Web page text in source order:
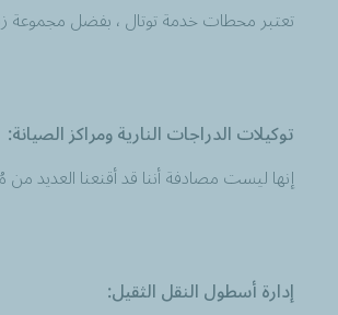
تعتبر محطات خدمة توتال ، بفضل مجموعة
توكيلات الدراجات النارية ومراكز الصيانة:
إنها ليست مصادفة أننا قد أقنعنا العديد
إدارة أسطول النقل الثقيل: